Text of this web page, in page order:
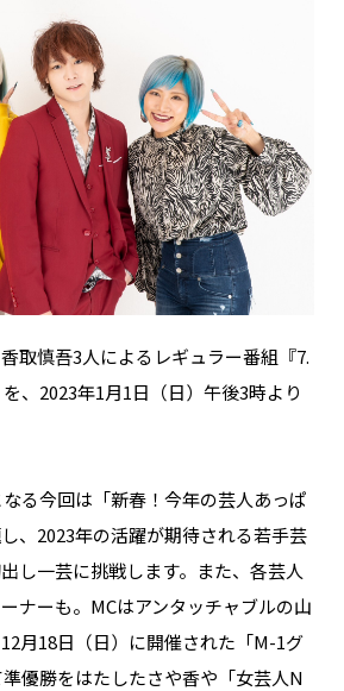
取慎吾3人によるレギュラー番組『7.
、2023年1月1日（日）午後3時より
る今回は「新春！今年の芸人あっぱ
、2023年の活躍が期待される若手芸
し一芸に挑戦します。また、各芸人
ナーも。MCはアンタッチャブルの山
月18日（日）に開催された「M-1グ
優勝をはたしたさや香や「女芸人N